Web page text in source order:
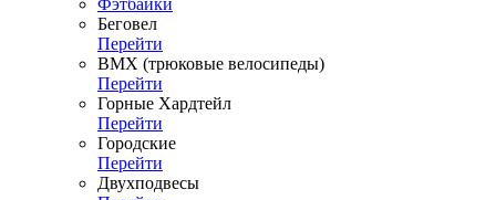
Фэтбайки
Беговел
Перейти
ВМХ (трюковые велосипеды)
Перейти
Горные Хардтейл
Перейти
Городские
Перейти
Двухподвесы